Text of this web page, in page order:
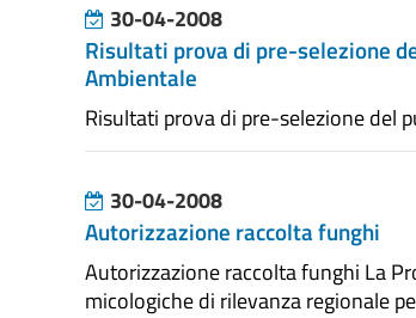
30-04-2008
Risultati prova di pre-selezione
Ambientale
Risultati prova di pre-selezione del
30-04-2008
Autorizzazione raccolta funghi
Autorizzazione raccolta funghi La
micologiche di rilevanza regionale